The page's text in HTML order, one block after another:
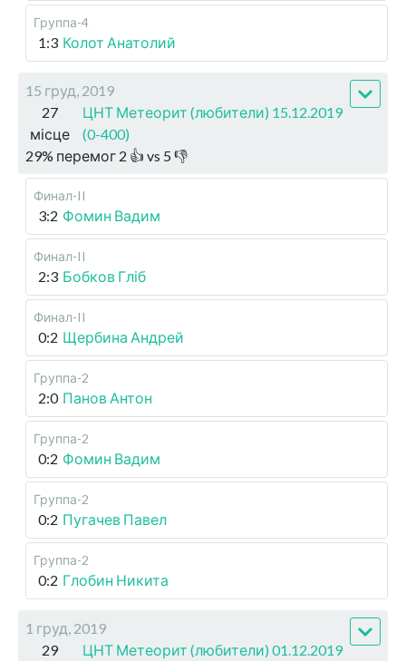
Группа-4
1:3 Колот Анатолий
15 груд, 2019
27
місце
ЦНТ Метеорит (любители) 15.12.2019
(0-400)
29% перемог 2 👍 vs 5 👎
Финал-II
3:2 Фомин Вадим
Финал-II
2:3 Бобков Гліб
Финал-II
0:2 Щербина Андрей
Группа-2
2:0 Панов Антон
Группа-2
0:2 Фомин Вадим
Группа-2
0:2 Пугачев Павел
Группа-2
0:2 Глобин Никита
1 груд, 2019
29
ЦНТ Метеорит (любители) 01.12.2019